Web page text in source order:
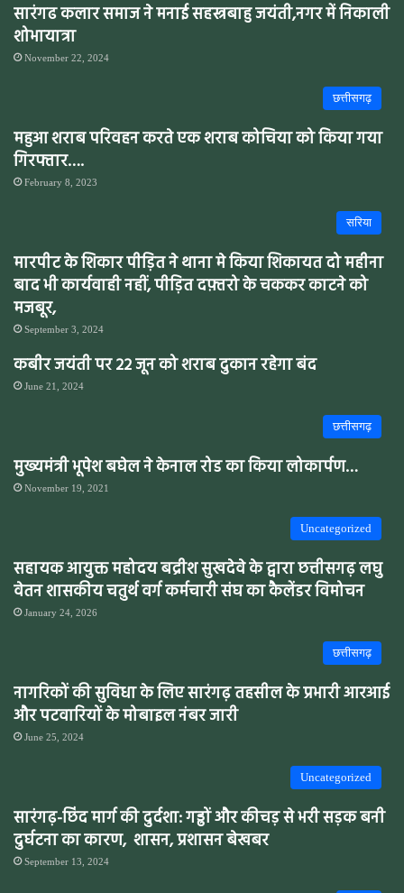
सारंगढ कलार समाज ने मनाई सहस्त्रबाहु जयंती,नगर में निकाली
शोभायात्रा
November 22, 2024
छत्तीसगढ़
महुआ शराब परिवहन करते एक शराब कोचिया को किया गया
गिरफ्तार….
February 8, 2023
सरिया
मारपीट के शिकार पीड़ित ने थाना मे किया शिकायत दो महीना
बाद भी कार्यवाही नहीं, पीड़ित दफ़्तरो के चककर काटने को
मजबूर,
September 3, 2024
कबीर जयंती पर 22 जून को शराब दुकान रहेगा बंद
June 21, 2024
छत्तीसगढ़
मुख्यमंत्री भूपेश बघेल ने केनाल रोड का किया लोकार्पण…
November 19, 2021
Uncategorized
सहायक आयुक्त महोदय बद्रीश सुखदेवे के द्वारा छत्तीसगढ़ लघु
वेतन शासकीय चतुर्थ वर्ग कर्मचारी संघ का कैलेंडर विमोचन
January 24, 2026
छत्तीसगढ़
नागरिकों की सुविधा के लिए सारंगढ़ तहसील के प्रभारी आरआई
और पटवारियों के मोबाइल नंबर जारी
June 25, 2024
Uncategorized
सारंगढ़-छिंद मार्ग की दुर्दशा: गड्ढों और कीचड़ से भरी सड़क बनी
दुर्घटना का कारण, शासन, प्रशासन बेखबर
September 13, 2024